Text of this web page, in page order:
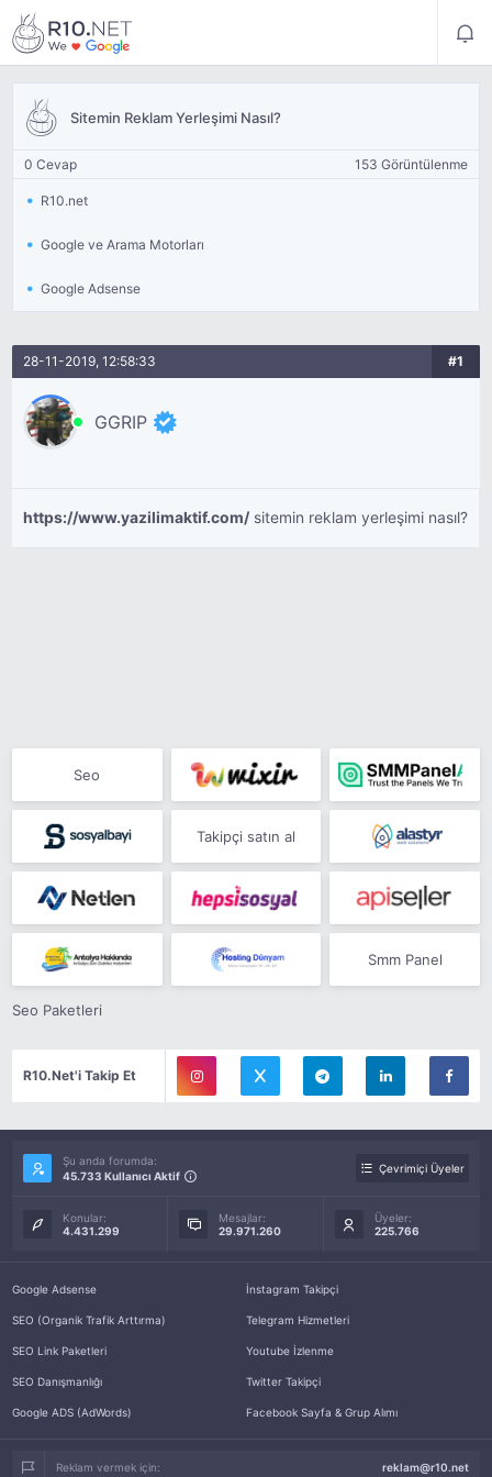
Sitemin Reklam Yerleşimi Nasıl?
0 Cevap 153 Görüntülenme
R10.net
Google ve Arama Motorları
Google Adsense
28-11-2019, 12:58:33 #1
GGRIP
https://www.yazilimaktif.com/ sitemin reklam yerleşimi nasıl?
Seo
Takipçi satın al
Smm Panel
Seo Paketleri
R10.Net'i Takip Et
Şu anda forumda:
45.733 Kullanıcı Aktif
Çevrimiçi Üyeler
Konular:
4.431.299
Mesajlar:
29.971.260
Üyeler:
225.766
Google Adsense
SEO (Organik Trafik Arttırma)
SEO Link Paketleri
SEO Danışmanlığı
Google ADS (AdWords)
İnstagram Takipçi
Telegram Hizmetleri
Youtube İzlenme
Twitter Takipçi
Facebook Sayfa & Grup Alımı
Reklam vermek için: reklam@r10.net